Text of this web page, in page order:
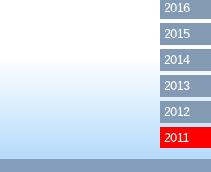
2016
2015
2014
2013
2012
2011